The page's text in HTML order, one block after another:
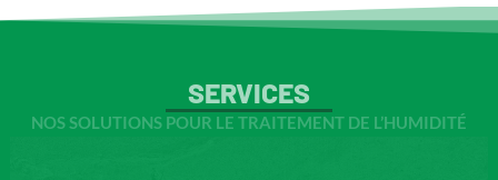
SERVICES
NOS SOLUTIONS POUR LE TRAITEMENT DE L’HUMIDITÉ